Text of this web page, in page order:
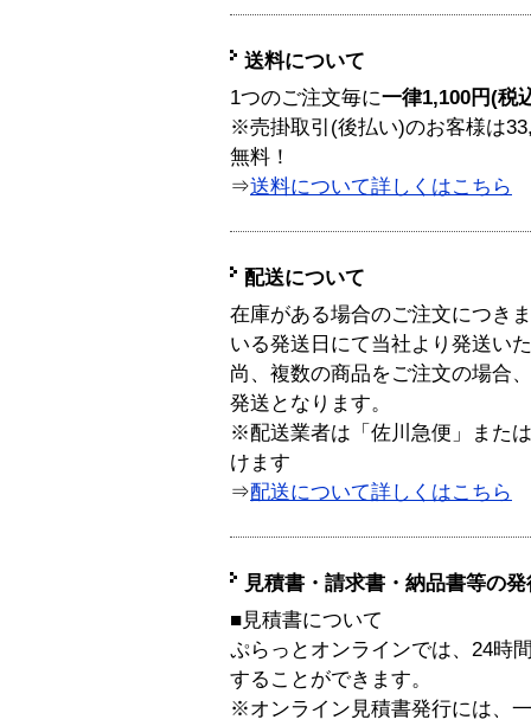
送料について
1つのご注文毎に一律1,100円(税
※売掛取引(後払い)のお客様は
無料！
⇒送料について詳しくはこちら
配送について
在庫がある場合のご注文につき
いる発送日にて当社より発送い
尚、複数の商品をご注文の場合
発送となります。
※配送業者は「佐川急便」また
けます
⇒配送について詳しくはこちら
見積書・請求書・納品書等の
■見積書について
ぷらっとオンラインでは、24時
することができます。
※オンライン見積書発行には、